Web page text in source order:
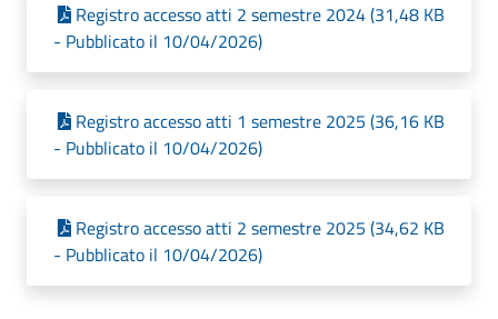
Registro accesso atti 2 semestre 2024 (31,48 KB
- Pubblicato il 10/04/2026)
Registro accesso atti 1 semestre 2025 (36,16 KB
- Pubblicato il 10/04/2026)
Registro accesso atti 2 semestre 2025 (34,62 KB
- Pubblicato il 10/04/2026)